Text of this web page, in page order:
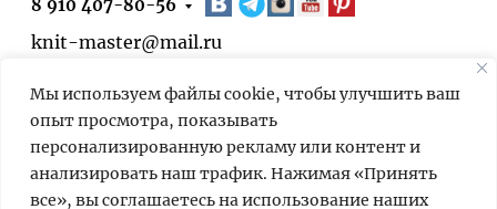
Мы используем файлы cookie, чтобы улучшить ваш
опыт просмотра, показывать
персонализированную рекламу или контент и
анализировать наш трафик. Нажимая «Принять
все», вы соглашаетесь на использование наших
8 910 407-80-56
knit-master@mail.ru
* 24/7 – оформить заказ на сайте можно
круглосуточно. Выдача заказов в нашем
пункте выдачи – по предварительной
договорённости.